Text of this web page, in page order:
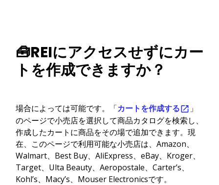
🧰REIにアクセスせずにカー
トを作成できますか？
場合によっては可能です。「カートを作成する
」
のページで小売店を選択して商品カタログを検索し、
作成したカートに商品をその場で追加できます。現
在、このページで利用可能な小売店は、Amazon、
Walmart、Best Buy、AliExpress、eBay、Kroger、
Target、Ulta Beauty、Aeropostale、Carter’s、
Kohl’s、Macy’s、Mouser Electronicsです。